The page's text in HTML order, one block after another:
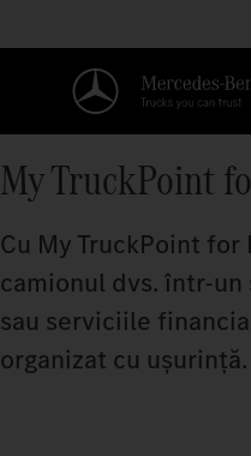
My TruckPoint
Cu My TruckPoint
camionul dvs. într-
sau serviciile
organizat cu ușurință.